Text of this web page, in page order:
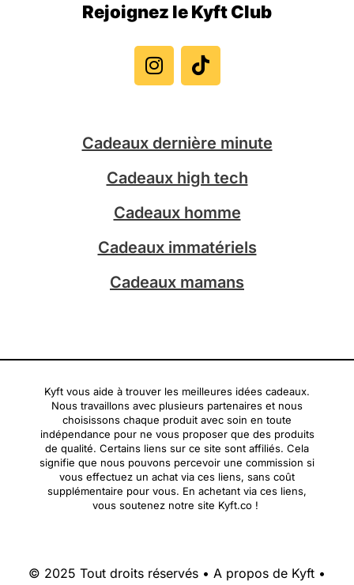
Rejoignez le Kyft Club
n
s
t
r
a
m
i
k
t
Cadeaux dernière minute
Cadeaux high tech
Cadeaux homme
Cadeaux immatériels
Cadeaux mamans
Kyft vous aide à trouver les meilleures idées cadeaux.
Nous travaillons avec plusieurs partenaires et nous
choisissons chaque produit avec soin en toute
indépendance pour ne vous proposer que des produits
de qualité. Certains liens sur ce site sont affiliés. Cela
signifie que nous pouvons percevoir une commission si
vous effectuez un achat via ces liens, sans coût
supplémentaire pour vous. En achetant via ces liens,
vous soutenez notre site Kyft.co !
© 2025 Tout droits réservés • A propos de Kyft •